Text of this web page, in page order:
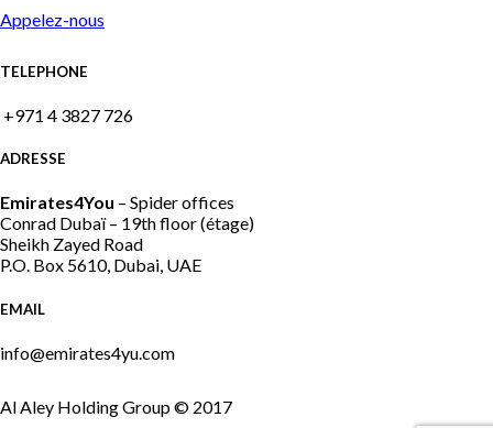
Appelez-nous
TELEPHONE
+971 4 3827 726
ADRESSE
Emirates4You – Spider offices
Conrad Dubaï – 19th floor (étage)
Sheikh Zayed Road
P.O. Box 5610, Dubai, UAE
EMAIL
info@emirates4yu.com
Al Aley Holding Group © 2017